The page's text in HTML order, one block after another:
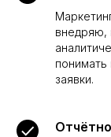
внедряю,
понимать
заявки.
сможет
Поэтому ход
и отношение к